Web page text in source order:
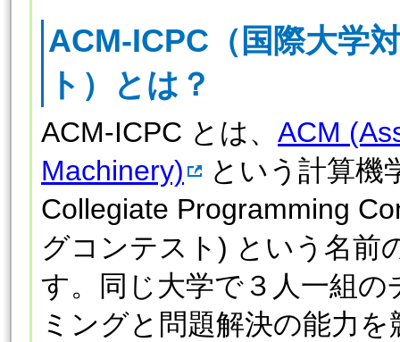
ACM-ICPC（国際大学
ト）とは？
ACM-ICPC とは、 ACM
Machinery)
という計算機
Collegiate Programming
グコンテスト) という名前
す。同じ大学で３人一組
ミングと問題解決の能力